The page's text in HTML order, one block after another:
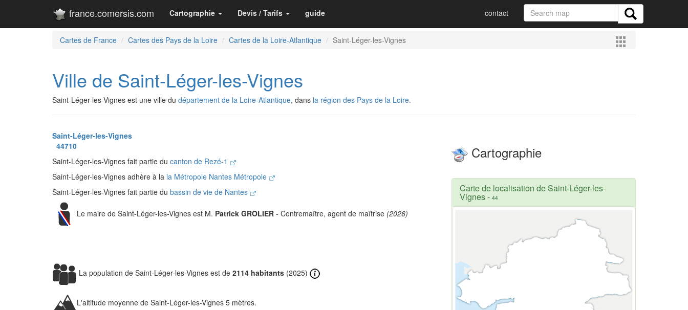
france.comersis.com Cartographie Devis / Tarifs guide contact
Cartes de France Cartes des Pays de la Loire Cartes de la Loire-Atlantique Saint-Léger-les-Vignes
Ville de Saint-Léger-les-Vignes
Saint-Léger-les-Vignes est une ville du département de la Loire-Atlantique, dans la région des Pays de la Loire.
Saint-Léger-les-Vignes
44710
Saint-Léger-les-Vignes fait partie du canton de Rezé-1
Saint-Léger-les-Vignes adhère à la la Métropole Nantes Métropole
Saint-Léger-les-Vignes fait partie du bassin de vie de Nantes
Le maire de Saint-Léger-les-Vignes est M. Patrick GROLIER - Contremaître, agent de maîtrise (2026)
La population de Saint-Léger-les-Vignes est de 2114 habitants (2025)
L'altitude moyenne de Saint-Léger-les-Vignes 5 mètres.
Cartographie
Carte de localisation de Saint-Léger-les-
Vignes- 44